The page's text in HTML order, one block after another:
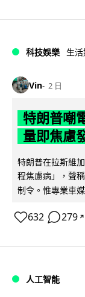
科技娛樂 生
Vin 2 日
特朗普嘲
量即焦慮
特朗普在拉斯維
程焦慮病」，聲
制令。惟專業車
632 279 ↗
人工智能